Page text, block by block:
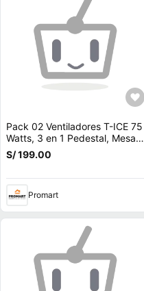
Pack 02 Ventiladores T-ICE 75
Watts, 3 en 1 Pedestal, Mesa y
Pared
S/ 199.00
Promart